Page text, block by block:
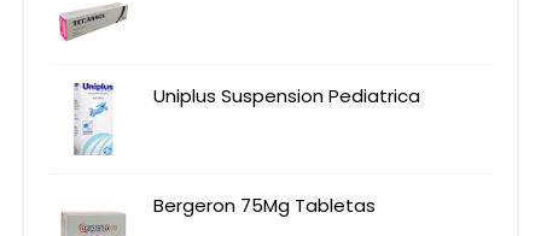
Uniplus Suspension Pediatrica
Bergeron 75Mg Tabletas